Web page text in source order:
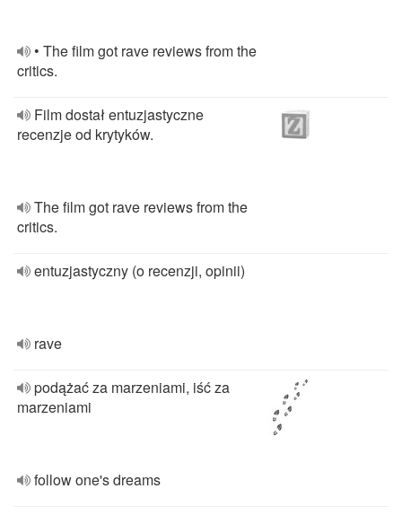
• The film got rave reviews from the
critics.
Film dostał entuzjastyczne
recenzje od krytyków.
The film got rave reviews from the
critics.
entuzjastyczny (o recenzji, opinii)
rave
podążać za marzeniami, iść za
marzeniami
follow one's dreams